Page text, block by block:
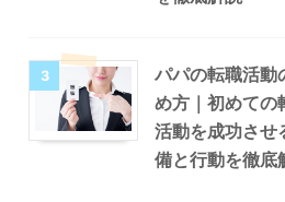
3
パパの転職活動
め方｜初めての
活動を成功させ
備と行動を徹底